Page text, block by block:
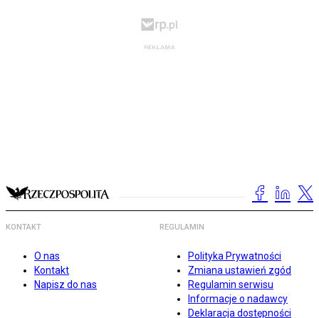
KONTAKT
O nas
Kontakt
Napisz do nas
REGULAMIN
Polityka Prywatności
Zmiana ustawień zgód
Regulamin serwisu
Informacje o nadawcy
Deklaracja dostępności